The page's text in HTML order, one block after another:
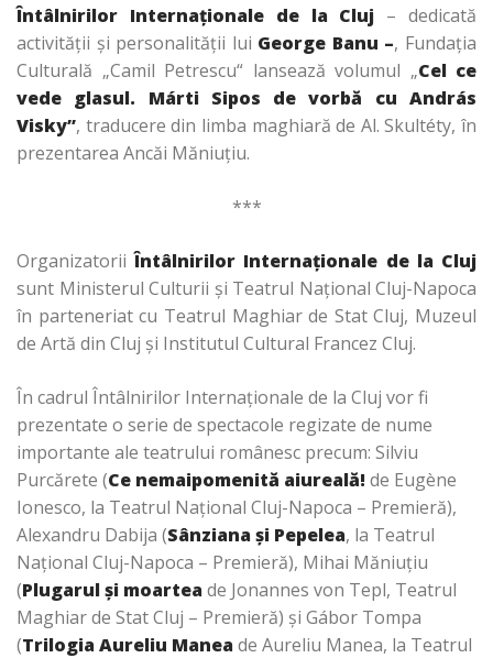
Întâlnirilor Internaționale de la Cluj – dedicată
activității și personalității lui George Banu –, Fundația
Culturală „Camil Petrescu“ lansează volumul „Cel ce
vede glasul. Márti Sipos de vorbă cu András
Visky”, traducere din limba maghiară de Al. Skultéty, în
prezentarea Ancăi Măniuțiu.
***
OrganizatoriiÎntâlnirilor Internaționale de la Cluj
sunt Ministerul Culturii și Teatrul Național Cluj-Napoca
în parteneriat cu Teatrul Maghiar de Stat Cluj, Muzeul
de Artă din Cluj și Institutul Cultural Francez Cluj.
În cadrul Întâlnirilor Internaționale de la Cluj vor fi
prezentate o serie de spectacole regizate de nume
importante ale teatrului românesc precum: Silviu
Purcărete (Ce nemaipomenită aiureală!de Eugène
Ionesco, la Teatrul Naţional Cluj-Napoca – Premieră),
Alexandru Dabija (Sânziana şi Pepelea, la Teatrul
Naţional Cluj-Napoca – Premieră), Mihai Măniuţiu
(Plugarul şi moarteade Jonannes von Tepl, Teatrul
Maghiar de Stat Cluj – Premieră) şi Gábor Tompa
(Trilogia Aureliu Maneade Aureliu Manea, la Teatrul